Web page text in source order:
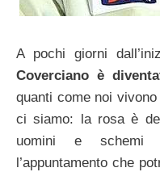
A pochi giorni
Coverciano è
quanti come noi
ci siamo: la rosa è
uomini e schemi
l’appuntamento che